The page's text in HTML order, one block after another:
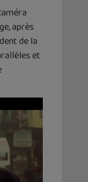
après
de la
et